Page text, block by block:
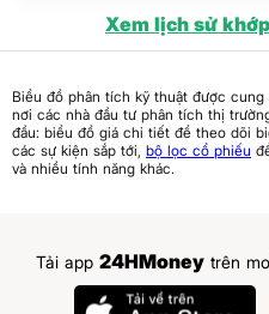
Xem lịch sử
Biểu đồ phân tích kỹ thuật được
nơi các nhà đầu tư phân tích thị
đầu: biểu đồ giá chi tiết để theo dõi
các sự kiện sắp tới, bộ lọc cổ phiếu
và nhiều tính năng khác.
Tải app 24HMoney trên